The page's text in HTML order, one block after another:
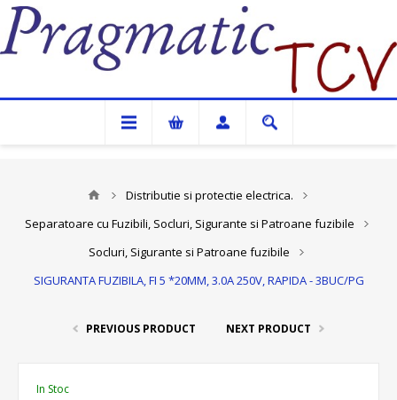
Pragmatic TCV
Distributie si protectie electrica.
Separatoare cu Fuzibili, Socluri, Sigurante si Patroane fuzibile
Socluri, Sigurante si Patroane fuzibile
SIGURANTA FUZIBILA, FI 5 *20MM, 3.0A 250V, RAPIDA - 3BUC/PG
PREVIOUS PRODUCT NEXT PRODUCT
In Stoc